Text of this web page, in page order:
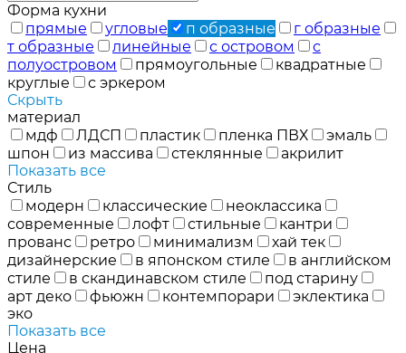
Форма кухни
прямые
угловые п образные
г образные
т образные
линейные с островом
с
полуостровом
прямоугольные
квадратные
круглые
с эркером
Скрыть
материал
мдф
ЛДСП пластик пленка ПВХ
эмаль
шпон
из массива стеклянные
акрилит
Показать все
Стиль
модерн
классические
неоклассика
современные
лофт стильные
кантри
прованс
ретро минимализм
хай тек
дизайнерские
в японском стиле
в английском
стиле
в скандинавском стиле
под старину
арт деко
фьюжн контемпорари
эклектика
эко
Показать все
Цена